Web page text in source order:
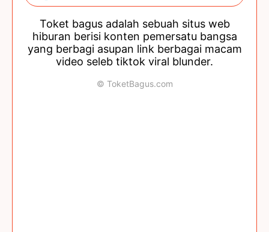
Toket bagus adalah sebuah situs web
hiburan berisi konten pemersatu bangsa
yang berbagi asupan link berbagai macam
video seleb tiktok viral blunder.
© ToketBagus.com